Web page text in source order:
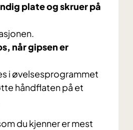
plate og skruer på
når gipsen er
i øvelsesprogrammet
håndflaten på et
du kjenner er mest